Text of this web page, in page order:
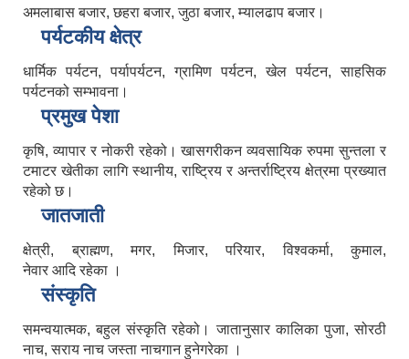
अमलाबास बजार, छहरा बजार, जुठा बजार, म्यालढाप बजार।
पर्यटकीय क्षेत्र
धार्मिक पर्यटन, पर्यापर्यटन, ग्रामिण पर्यटन, खेल पर्यटन, साहसिक
पर्यटनको सम्भावना।
प्रमुख पेशा
कृषि, व्यापार र नोकरी रहेको। खासगरीकन व्यवसायिक रुपमा सुन्तला र
टमाटर खेतीका लागि स्थानीय, राष्ट्रिय र अन्तर्राष्ट्रिय क्षेत्रमा प्रख्यात
रहेको छ।
जातजाती
क्षेत्री, ब्राह्मण, मगर, मिजार, परियार, विश्वकर्मा, कुमाल,
नेवार आदि रहेका ।
संस्कृति
समन्वयात्मक, बहुल संस्कृति रहेको। जातानुसार कालिका पुजा, सोरठी
नाच, सराय नाच जस्ता नाचगान हुनेगरेका ।